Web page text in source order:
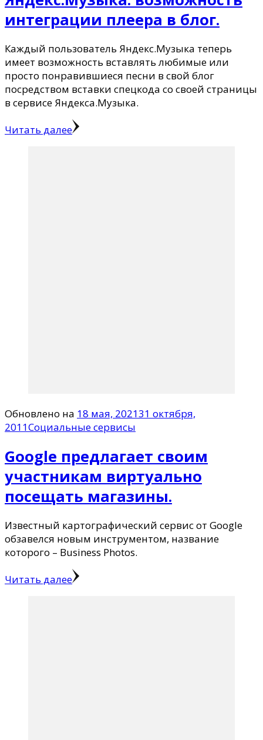
интеграции плеера в блог.
Каждый пользователь Яндекс.Музыка теперь
имеет возможность вставлять любимые или
просто понравившиеся песни в свой блог
посредством вставки спецкода со своей страницы
в сервисе Яндекса.Музыка.
Читать далее
Обновлено на 18 мая, 202131 октября,
2011Социальные сервисы
Google предлагает своим
участникам виртуально
посещать магазины.
Известный картографический сервис от Google
обзавелся новым инструментом, название
которого – Business Photos.
Читать далее